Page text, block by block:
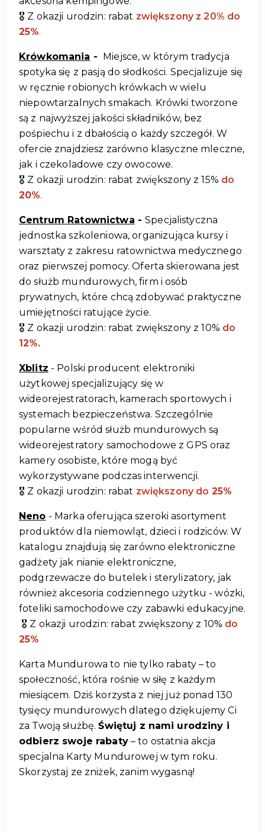
🎖️ Z okazji urodzin: rabat
25%.
Krówkomania - Miejsce, w którym tradycja
spotyka się z pasją do słodkości. Specjalizuje się
w ręcznie robionych krówkach w wielu
niepowtarzalnych smakach. Krówki tworzone
są z najwyższej jakości składników, bez
pośpiechu i z dbałością o każdy szczegół. W
ofercie znajdziesz zarówno klasyczne mleczne,
jak i czekoladowe czy owocowe.
🎖️ Z okazji urodzin: rabat zwiększony z 15%
20%.
Centrum Ratownictwa - Specjalistyczna
jednostka szkoleniowa, organizująca kursy i
warsztaty z zakresu ratownictwa medycznego
oraz pierwszej pomocy. Oferta skierowana jest
do służb mundurowych, firm i osób
prywatnych, które chcą zdobywać praktyczne
umiejętności ratujące życie.
🎖️ Z okazji urodzin: rabat zwiększony z 10%
12%.
Xblitz - Polski producent elektroniki
użytkowej specjalizujący się w
wideorejestratorach, kamerach sportowych i
systemach bezpieczeństwa. Szczególnie
popularne wśród służb mundurowych są
wideorejestratory samochodowe z GPS oraz
kamery osobiste, które mogą być
wykorzystywane podczas interwencji.
🎖️ Z okazji urodzin: rabat zwiększony do 25%
Neno - Marka oferująca szeroki asortyment
produktów dla niemowląt, dzieci i rodziców. W
katalogu znajdują się zarówno elektroniczne
gadżety jak nianie elektroniczne,
podgrzewacze do butelek i sterylizatory, jak
również akcesoria codziennego użytku - wózki,
foteliki samochodowe czy zabawki edukacyjne.
🎖️ Z okazji urodzin: rabat zwiększony z 10%
25%
Karta Mundurowa to nie tylko rabaty – to
społeczność, która rośnie w siłę z każdym
miesiącem. Dziś korzysta z niej już ponad 130
tysięcy mundurowych dlatego dziękujemy Ci
za Twoją służbę. Świętuj z nami urodziny i
odbierz swoje rabaty – to ostatnia akcja
specjalna Karty Mundurowej w tym roku.
Skorzystaj ze zniżek, zanim wygasną!